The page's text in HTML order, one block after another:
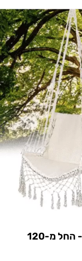
ערסל תלוי מהתקרה לסלון - החל מ-120